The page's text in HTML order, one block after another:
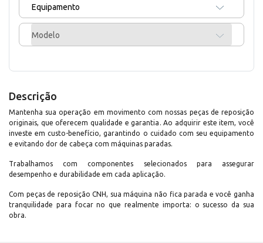
Equipamento
Modelo
Descrição
Mantenha sua operação em movimento com nossas peças de reposição
originais, que oferecem qualidade e garantia. Ao adquirir este item, você
investe em custo-benefício, garantindo o cuidado com seu equipamento
e evitando dor de cabeça com máquinas paradas.
Trabalhamos com componentes selecionados para assegurar
desempenho e durabilidade em cada aplicação.
Com peças de reposição CNH, sua máquina não fica parada e você ganha
tranquilidade para focar no que realmente importa: o sucesso da sua
obra.